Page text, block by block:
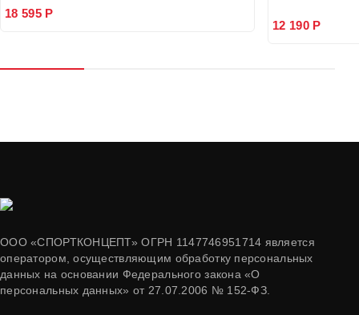
18 595 Р
12 190 Р
ООО «СПОРТКОНЦЕПТ» ОГРН 1147746951714 является
оператором, осуществляющим обработку персональных
данных на основании Федерального закона «О
персональных данных» от 27.07.2006 № 152-ФЗ.